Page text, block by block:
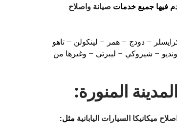
فيها جميع خدمات صيانة واصلاح
– دودج – همر – لينكولن – تاهو
– شيروكي – ليبرتي – وغيرها من
المنورة:
ميكانيكا السيارات اليابانية مثل: